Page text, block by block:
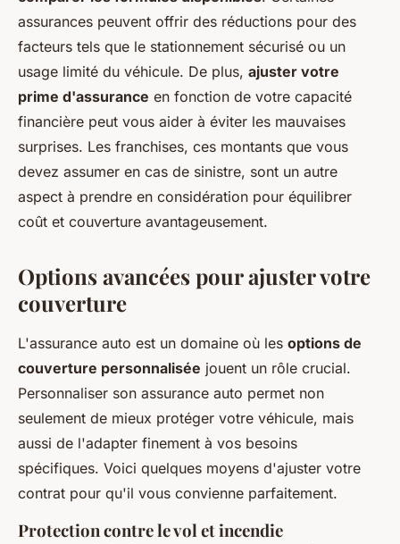
assurances peuvent offrir des réductions pour des
facteurs tels que le stationnement sécurisé ou un
usage limité du véhicule. De plus, ajuster votre
prime d'assurance en fonction de votre capacité
financière peut vous aider à éviter les mauvaises
surprises. Les franchises, ces montants que vous
devez assumer en cas de sinistre, sont un autre
aspect à prendre en considération pour équilibrer
coût et couverture avantageusement.
Options avancées pour ajuster votre
couverture
L'assurance auto est un domaine où les options de
couverture personnalisée jouent un rôle crucial.
Personnaliser son assurance auto permet non
seulement de mieux protéger votre véhicule, mais
aussi de l'adapter finement à vos besoins
spécifiques. Voici quelques moyens d'ajuster votre
contrat pour qu'il vous convienne parfaitement.
Protection contre le vol et incendie